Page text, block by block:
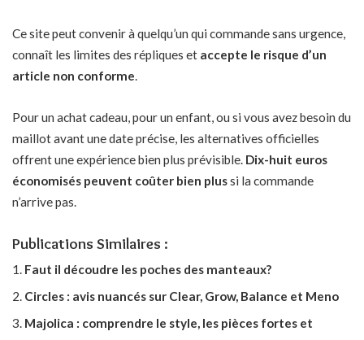
Ce site peut convenir à quelqu’un qui commande sans urgence,
connaît les limites des répliques et accepte le risque d’un
article non conforme
Pour un achat cadeau, pour un enfant, ou si vous avez besoin du
maillot avant une date précise, les alternatives officielles
offrent une expérience bien plus prévisible. Dix-huit euros
économisés peuvent coûter bien plussi la commande
n’arrive pas.
Publications Similaires :
Faut il découdre les poches des manteaux?
Circles : avis nuancés sur Clear, Grow, Balance et Meno
Majolica : comprendre le style, les pièces fortes et